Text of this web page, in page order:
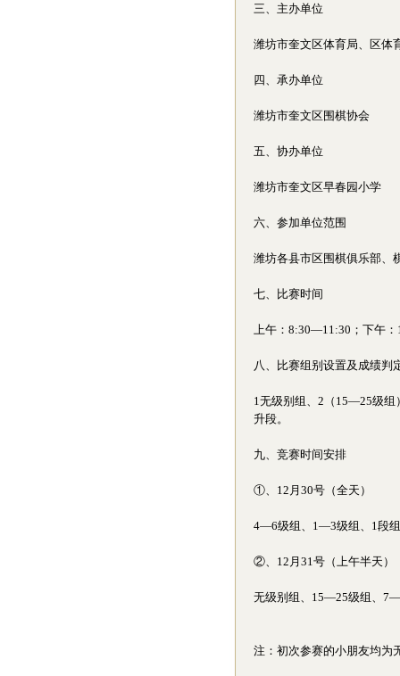
三、主办单位
潍坊市奎文区体育局、区体
四、承办单位
潍坊市奎文区围棋协会
五、协办单位
潍坊市奎文区早春园小学
六、参加单位范围
潍坊各县市区围棋俱乐部、
七、比赛时间
上午：8:30—11:30；下午
八、比赛组别设置及成绩判
1无级别组、2（15—25级
升段。
九、竞赛时间安排
①、12月30号（全天）
4—6级组、1—3级组、1段
②、12月31号（上午半天）
无级别组、15—25级组、
注：初次参赛的小朋友均为